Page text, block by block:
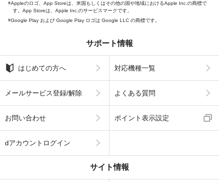
Appleのロゴ、App Storeは、米国もしくはその他の国や地域におけるApple Inc.の商標で
す。App Storeは、Apple Inc.のサービスマークです。
Google Play および Google Play ロゴは Google LLC の商標です。
サポート情報
はじめての方へ 対応機種一覧
メールサービス登録/解除 よくある質問
お問い合わせ ポイント表示設定
dアカウントログイン
サイト情報